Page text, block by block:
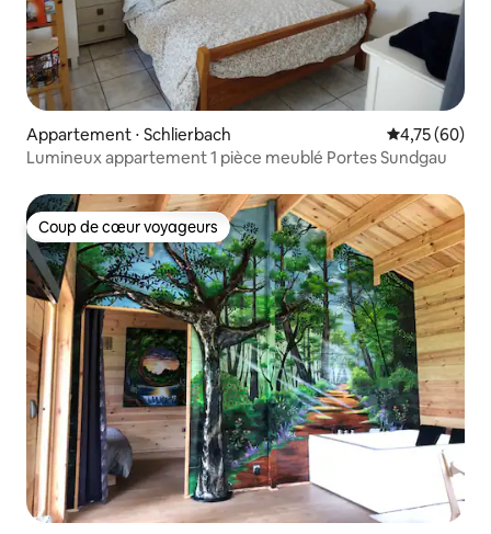
Appartement ⋅ Schlierbach Évaluation
4,75 (60)
Lumineux appartement 1 pièce meublé Portes Sundgau
Coup de cœur voyageurs
Coup de cœur voyageurs